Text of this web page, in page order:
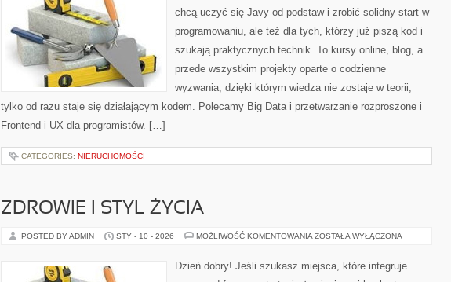
chcą uczyć się Javy od podstaw i zrobić solidny start w
programowaniu, ale też dla tych, którzy już piszą kod i
szukają praktycznych technik. To kursy online, blog, a
przede wszystkim projekty oparte o codzienne
wyzwania, dzięki którym wiedza nie zostaje w teorii,
tylko od razu staje się działającym kodem. Polecamy Big Data i przetwarzanie rozproszone i
Frontend i UX dla programistów. […]
CATEGORIES: NIERUCHOMOŚCI
ZDROWIE I STYL ŻYCIA
POSTED BY ADMIN STY - 10 - 2026 MOŻLIWOŚĆ KOMENTOWANIA ZDROWIE
ŻYCIA
ZOSTAŁA WYŁĄCZONA
Dzień dobry! Jeśli szukasz miejsca, które integruje